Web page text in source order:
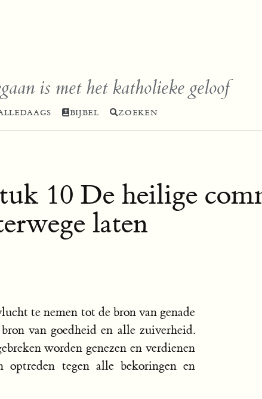
is met het katholieke geloof
BIJBEL ZOEKEN
10 De heilige
laten
te nemen tot de bron van genade
van goedheid en alle zuiverheid.
worden genezen en verdienen
optreden tegen alle bekoringen en